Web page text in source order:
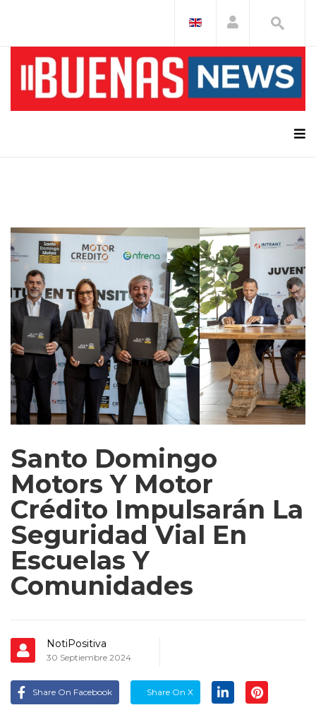
Santo Domingo
Motors Y Motor
Crédito Impulsarán La
Seguridad Vial En
Escuelas Y
Comunidades
NotiPositiva
30 Septiembre 2024
Share On Facebook Share On X